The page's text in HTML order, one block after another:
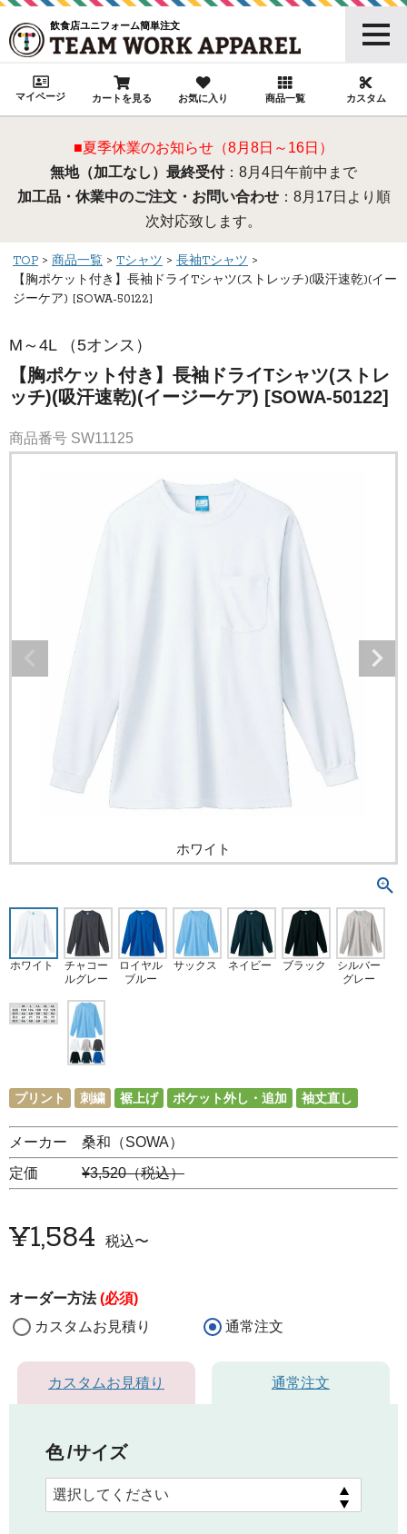
飲食店ユニフォーム簡単注文
マイページ カートを見る お気に入り 商品一覧 カスタム
■夏季休業のお知らせ（8月8日～16日）
無地（加工なし）最終受付：8月4日午前中まで
加工品・休業中のご注文・お問い合わせ：8月17日より順
次対応致します。
TOP 商品一覧 Tシャツ
長袖Tシャツ
【胸ポケット付き】長袖ドライTシャツ(ストレッチ)(吸汗速乾)(イー
ジーケア) [SOWA-50122]
M～4L （5オンス）
【胸ポケット付き】長袖ドライTシャツ(ストレ
ッチ)(吸汗速乾)(イージーケア) [SOWA-50122]
商品番号 SW11125
ホワイト
ホワイト
チャコー
ルグレー
ロイヤル
ブルー
サックス ネイビー ブラック
シルバー
グレー
プリント 刺繍 裾上げ ポケット外し・追加 袖丈直し
メーカー 桑和（SOWA）
定価 ¥3,520（税込）
¥1,584 税込〜
オーダー方法(必須)
カスタムお見積り
通常注文
カスタムお見積り 通常注文
色 サイズ